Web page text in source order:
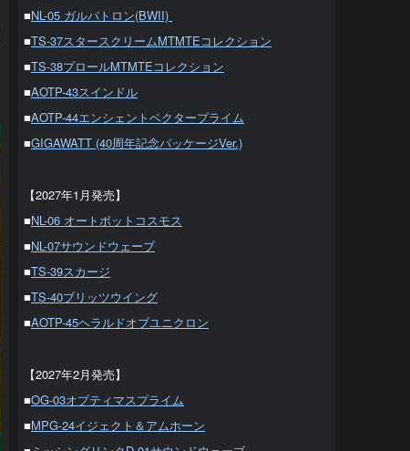
■NL-05 ガルバトロン(BWII)
■TS-37スタースクリームMTMTEコレクション
■TS-38プロールMTMTEコレクション
■AOTP-43スインドル
■AOTP-44エンシェントベクタープライム
■GIGAWATT (40周年記念パッケージVer.)
【2027年1月発売】
■NL-06 オートボットコスモス
■NL-07サウンドウェーブ
■TS-39スカージ
■TS-40ブリッツウイング
■AOTP-45ヘラルドオブユニクロン
【2027年2月発売】
■OG-03オプティマスプライム
■MPG-24イジェクト＆アムホーン